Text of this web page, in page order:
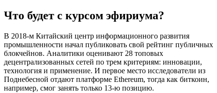
Что будет с курсом эфириума?
В 2018-м Китайский центр информационного развития
промышленности начал публиковать свой рейтинг публичных
блокчейнов. Аналитики оценивают 28 топовых
децентрализованных сетей по трем критериям: инновации,
технология и применение. И первое место исследователи из
Поднебесной отдают платформе Ethereum, тогда как биткоин,
например, смог занять только 13-ю позицию.